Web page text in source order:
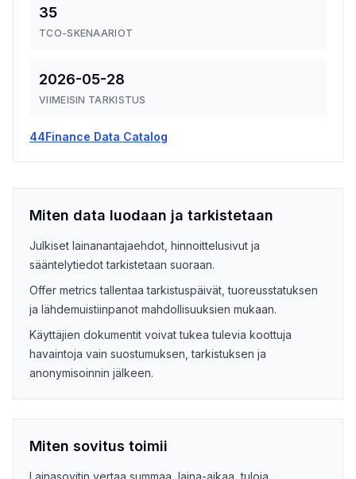
35
TCO-SKENAARIOT
2026-05-28
VIIMEISIN TARKISTUS
44Finance Data Catalog
Miten data luodaan ja tarkistetaan
Julkiset lainanantajaehdot, hinnoittelusivut ja
sääntelytiedot tarkistetaan suoraan.
Offer metrics tallentaa tarkistuspäivät, tuoreusstatuksen
ja lähdemuistiinpanot mahdollisuuksien mukaan.
Käyttäjien dokumentit voivat tukea tulevia koottuja
havaintoja vain suostumuksen, tarkistuksen ja
anonymisoinnin jälkeen.
Miten sovitus toimii
Lainasovitin vertaa summaa, laina-aikaa, tuloja,